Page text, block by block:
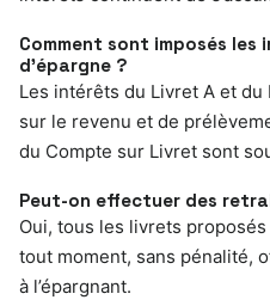
Comment sont imposés
d’épargne ?
Les intérêts du Livret A et du
sur le revenu et de
du Compte sur Livret sont
Peut-on effectuer des
Oui, tous les livrets
tout moment, sans pénalité,
à l’épargnant.